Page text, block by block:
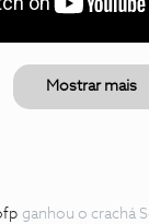
Mostrar mais
ganhou o crachá